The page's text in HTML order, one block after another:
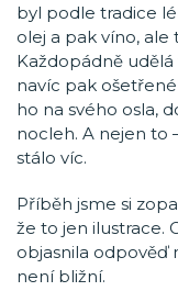
byl podle tradice
olej a pak víno,
Každopádně
navíc pak
ho na svého osla,
nocleh. A nejen to
stálo víc.
Příběh jsme si
že to jen ilustrace.
objasnila odpověď
není bližní.